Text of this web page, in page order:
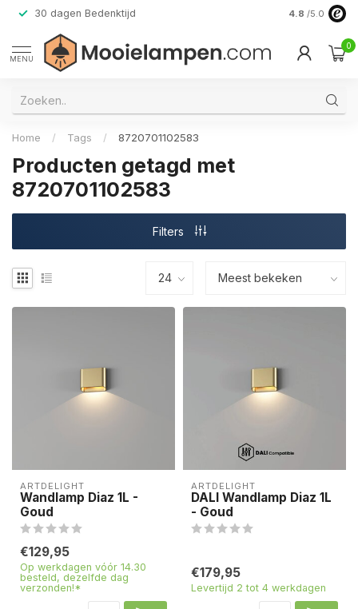
30 dagen Bedenktijd Verzending
4.8 /5.0
MENU
0
Home / Tags / 8720701102583
Producten getagd met
8720701102583
Filters
ARTDELIGHT
Wandlamp Diaz 1L -
Goud
€129,95
Op werkdagen vóór 14.30
besteld, dezelfde dag
verzonden!*
ARTDELIGHT
DALI Wandlamp Diaz 1L
- Goud
€179,95
Levertijd 2 tot 4 werkdagen